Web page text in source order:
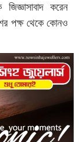
করেন
পক্ষ থেকে কোনও